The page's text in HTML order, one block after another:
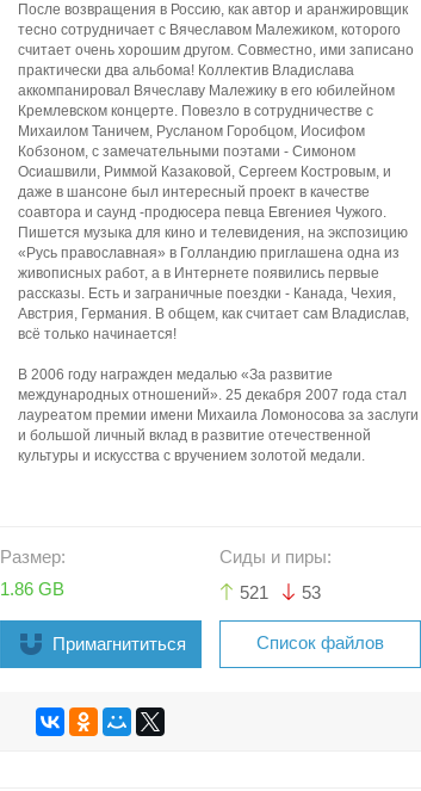
После возвращения в Россию, как автор и аранжировщик
тесно сотрудничает с Вячеславом Малежиком, которого
считает очень хорошим другом. Совместно, ими записано
практически два альбома! Коллектив Владислава
аккомпанировал Вячеславу Малежику в его юбилейном
Кремлевском концерте. Повезло в сотрудничестве с
Михаилом Таничем, Русланом Горобцом, Иосифом
Кобзоном, с замечательными поэтами - Симоном
Осиашвили, Риммой Казаковой, Сергеем Костровым, и
даже в шансоне был интересный проект в качестве
соавтора и саунд -продюсера певца Евгениея Чужого.
Пишется музыка для кино и телевидения, на экспозицию
«Русь православная» в Голландию приглашена одна из
живописных работ, а в Интернете появились первые
рассказы. Есть и заграничные поездки - Канада, Чехия,
Австрия, Германия. В общем, как считает сам Владислав,
всё только начинается!
В 2006 году награжден медалью «За развитие
международных отношений». 25 декабря 2007 года стал
лауреатом премии имени Михаила Ломоносова за заслуги
и большой личный вклад в развитие отечественной
культуры и искусства с вручением золотой медали.
Размер:
1.86 GB
Примагнититься
Сиды и пиры:
521
53
Список файлов